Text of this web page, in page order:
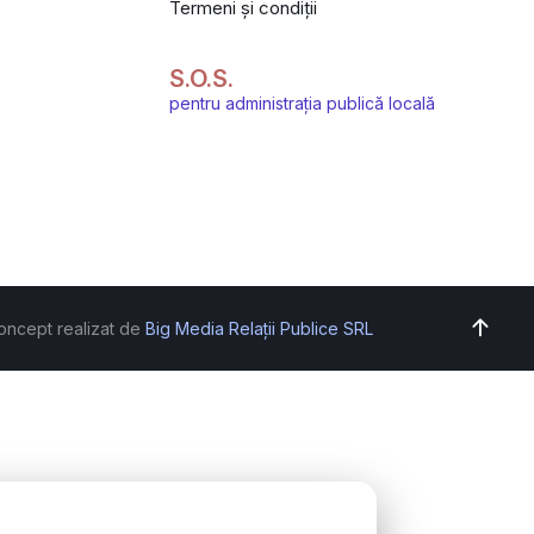
Termeni și condiții
S.O.S.
pentru administrația publică locală
realizat de Big Media Relații Publice SRL